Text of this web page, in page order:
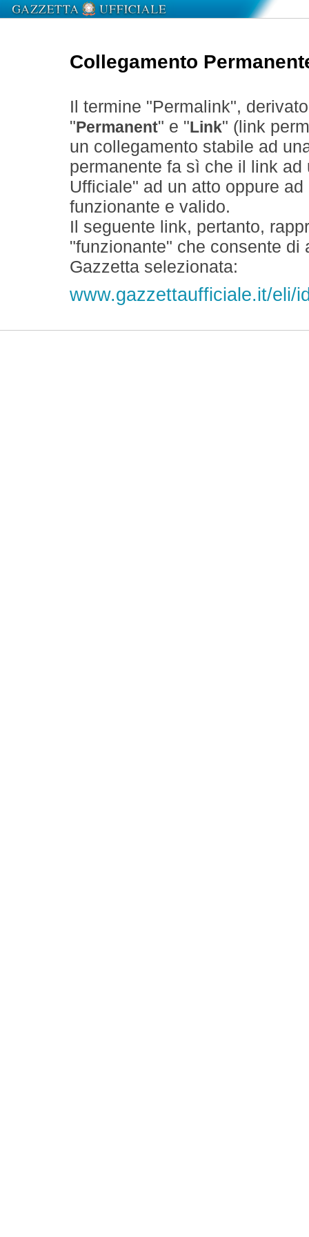
Collegamento
Il termine "Permalink",
" Permanent" e " Link" (link
un collegamento stabile ad
permanente fa sì che il link
Ufficiale" ad un atto oppure
funzionante e valido.
Il seguente link, pertanto,
"funzionante" che consente
Gazzetta selezionata:
www.gazzettaufficiale.it/eli/